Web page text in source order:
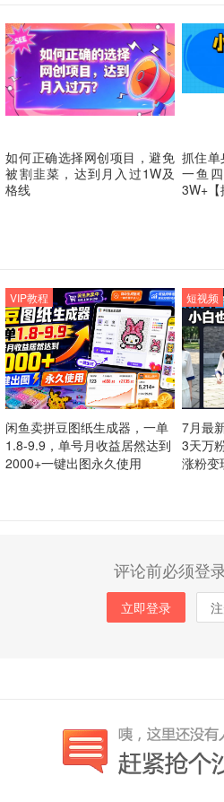
如何正确选择网创项目，避免
被割韭菜，达到月入过1W及
格线
抓住
一鱼
3W+【
闲鱼卖拼豆图纸生成器，一单
1.8-9.9，单号月收益居然达到
2000+一键出图永久使用
VIP教程
7月最
3天万
涨粉变
短视频
评论前必须登
立即登录